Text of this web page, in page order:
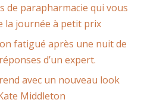
de parapharmacie qui vous
la journée à petit prix
fatigué après une nuit de
d’un expert.
avec un nouveau look
Middleton